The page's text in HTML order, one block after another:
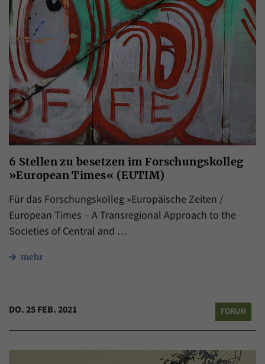
6 Stellen zu besetzen im Forschungskolleg
»European Times« (EUTIM)
Für das Forschungskolleg »Europäische Zeiten /
European Times – A Transregional Approach to the
Societies of Central and …
mehr
DO. 25 FEB. 2021 FORUM